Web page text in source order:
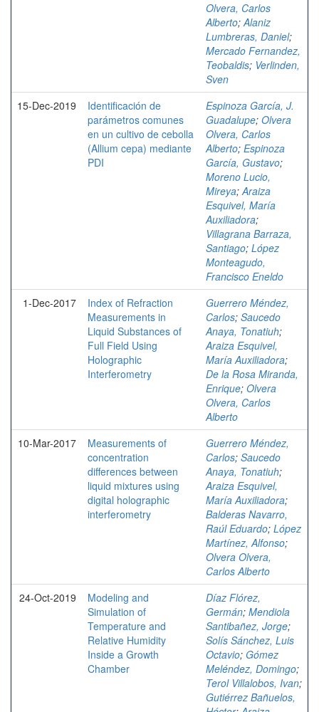
Olvera, Carlos
Alberto; Alaniz
Lumbreras, Daniel;
Mercado Fernandez,
Teobaldis; Verlinden,
Sven
15-Dec-2019
Identificación de
parámetros comunes
en un cultivo de cebolla
(Allium cepa) mediante
PDI
Espinoza García, J.
Guadalupe; Olvera
Olvera, Carlos
Alberto; Espinoza
García, Gustavo;
Moreno Lucio,
Mireya; Araiza
Esquivel, María
Auxiliadora;
Villagrana Barraza,
Santiago; López
Monteagudo,
Francisco Eneldo
1-Dec-2017
Index of Refraction
Measurements in
Liquid Substances of
Full Field Using
Holographic
Interferometry
Guerrero Méndez,
Carlos; Saucedo
Anaya, Tonatiuh;
Araiza Esquivel,
María Auxiliadora;
De la Rosa Miranda,
Enrique; Olvera
Olvera, Carlos
Alberto
10-Mar-2017
Measurements of
concentration
differences between
liquid mixtures using
digital holographic
interferometry
Guerrero Méndez,
Carlos; Saucedo
Anaya, Tonatiuh;
Araiza Esquivel,
María Auxiliadora;
Balderas Navarro,
Raúl Eduardo; López
Martínez, Alfonso;
Olvera Olvera,
Carlos Alberto
24-Oct-2019
Modeling and
Simulation of
Temperature and
Relative Humidity
Inside a Growth
Chamber
Díaz Flórez,
Germán; Mendiola
Santibañez, Jorge;
Solís Sánchez, Luis
Octavio; Gómez
Meléndez, Domingo;
Terol Villalobos, Ivan;
Gutiérrez Bañuelos,